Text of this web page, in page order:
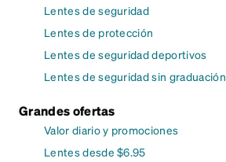
Lentes de seguridad
Lentes de protección
Lentes de seguridad deportivos
Lentes de seguridad sin graduación
Grandes ofertas
Valor diario y promociones
Lentes desde $6.95